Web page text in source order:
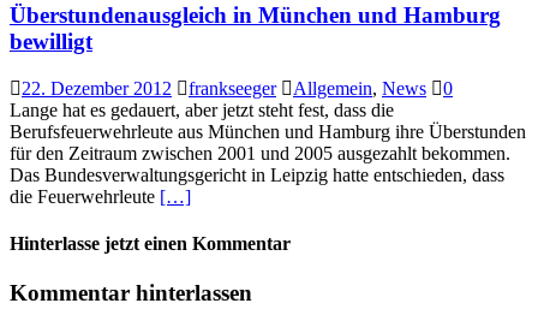
Überstundenausgleich in München und Hamburg
bewilligt
22. Dezember 2012 frankseeger Allgemein, News
0
Lange hat es gedauert, aber jetzt steht fest, dass die
Berufsfeuerwehrleute aus München und Hamburg ihre Überstunden
für den Zeitraum zwischen 2001 und 2005 ausgezahlt bekommen.
Das Bundesverwaltungsgericht in Leipzig hatte entschieden, dass
die Feuerwehrleute […]
Hinterlasse jetzt einen Kommentar
Kommentar hinterlassen